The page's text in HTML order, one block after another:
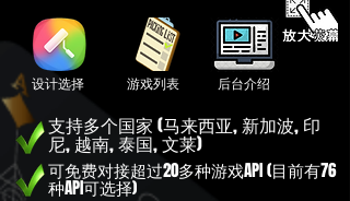
​设计选择 游戏列表 后台介绍
支持多个国家 (马来西亚, 新加波, 印
尼, 越南, 泰国, 文莱)
​可免费对接超过20多种游戏API (目前有76
种API可选择)